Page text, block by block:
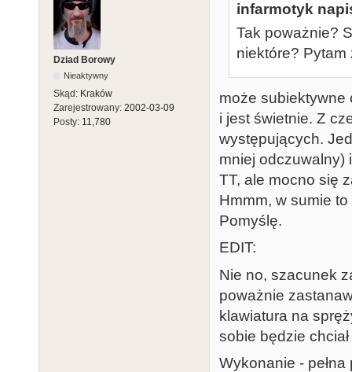
Dziad Borowy
Nieaktywny
Skąd: Kraków
Zarejestrowany: 2002-03-09
Posty: 11,780
infarmotyk
Tak poważnie?
niektóre?
może subiektywne
i jest świetnie. Z
występujących.
mniej odczuwalny)
TT, ale mocno się
Hmmm, w sumie
Pomyślę.
EDIT:
Nie no, szacunek
poważnie
klawiatura na
sobie będzie
Wykonanie -